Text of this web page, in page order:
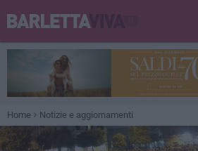
Home Notizie e aggiornamenti